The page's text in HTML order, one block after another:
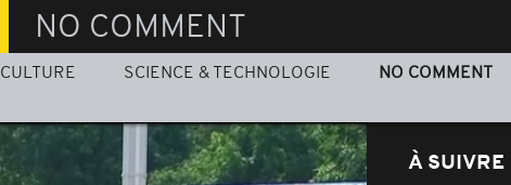
NO COMMENT
CULTURE SCIENCE & TECHNOLOGIE NO COMMENT
À SUIVRE